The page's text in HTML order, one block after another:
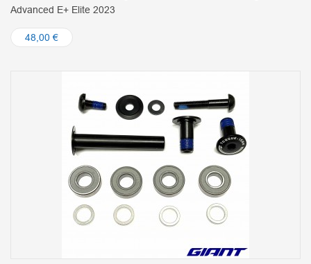
Advanced E+ Elite 2023
48,00 €